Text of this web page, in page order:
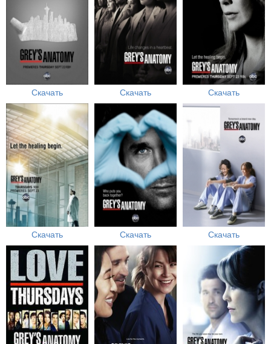
Скачать Скачать Скачать
Скачать Скачать Скачать